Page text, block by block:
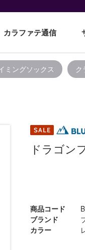
カラファテ通信
ミングソックス ク
ドラゴ
商品コード
ブランド
カラー